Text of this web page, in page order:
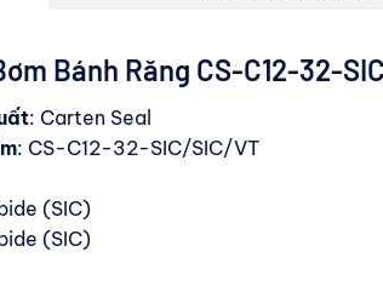
Bánh Răng CS-C12-32-
: Carten Seal
: CS-C12-32-SIC/SIC/VT
(SIC)
(SIC)